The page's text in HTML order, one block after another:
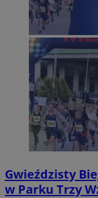
Gwieździsty
w Parku Trzy